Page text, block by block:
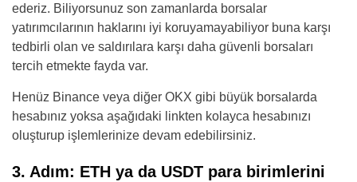
ederiz. Biliyorsunuz son zamanlarda borsalar
yatırımcılarının haklarını iyi koruyamayabiliyor buna karşı
tedbirli olan ve saldırılara karşı daha güvenli borsaları
tercih etmekte fayda var.
Henüz Binance veya diğer OKX gibi büyük borsalarda
hesabınız yoksa aşağıdaki linkten kolayca hesabınızı
oluşturup işlemlerinize devam edebilirsiniz.
3. Adım: ETH ya da USDT para birimlerini